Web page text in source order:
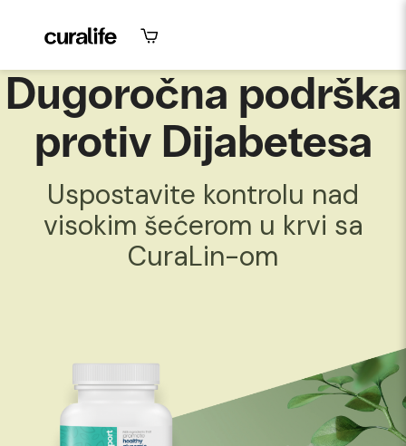
Dugoročna podrška
protiv Dijabetesa
Uspostavite kontrolu nad
visokim šećerom u krvi sa
CuraLin-om